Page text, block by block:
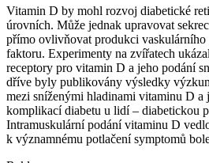
Vitamin D by mohl rozvoj diabetické
úrovních. Může jednak upravovat
přímo ovlivňovat produkci vaskulárního
faktoru. Experimenty na zvířatech
receptory pro vitamin D a jeho podání
dříve byly publikovány výsledky
mezi sníženými hladinami vitaminu D
komplikací diabetu u lidí –⁠ diabetickou
Intramuskulární podání vitaminu D
k významnému potlačení symptomů